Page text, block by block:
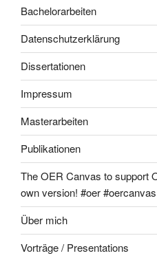
Bachelorarbeiten
Datenschutzerklärung
Dissertationen
Impressum
Masterarbeiten
Publikationen
The OER Canvas to support
own version! #oer #oercanvas
Über mich
Vorträge / Presentations